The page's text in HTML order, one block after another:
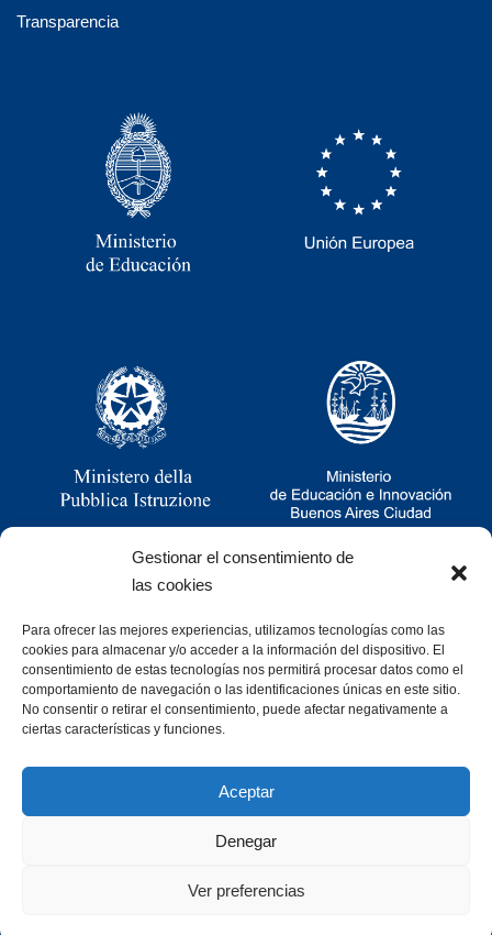
Gestionar el consentimiento de
las cookies
Para ofrecer las mejores experiencias, utilizamos tecnologías como las
cookies para almacenar y/o acceder a la información del dispositivo. El
consentimiento de estas tecnologías nos permitirá procesar datos como el
comportamiento de navegación o las identificaciones únicas en este sitio.
No consentir o retirar el consentimiento, puede afectar negativamente a
ciertas características y funciones.
Aceptar
Denegar
Ver preferencias
Transparencia
Ramsay 2251, CABA, Argentina
011 4781-0060
consultas@cristoforocolombo.org.ar